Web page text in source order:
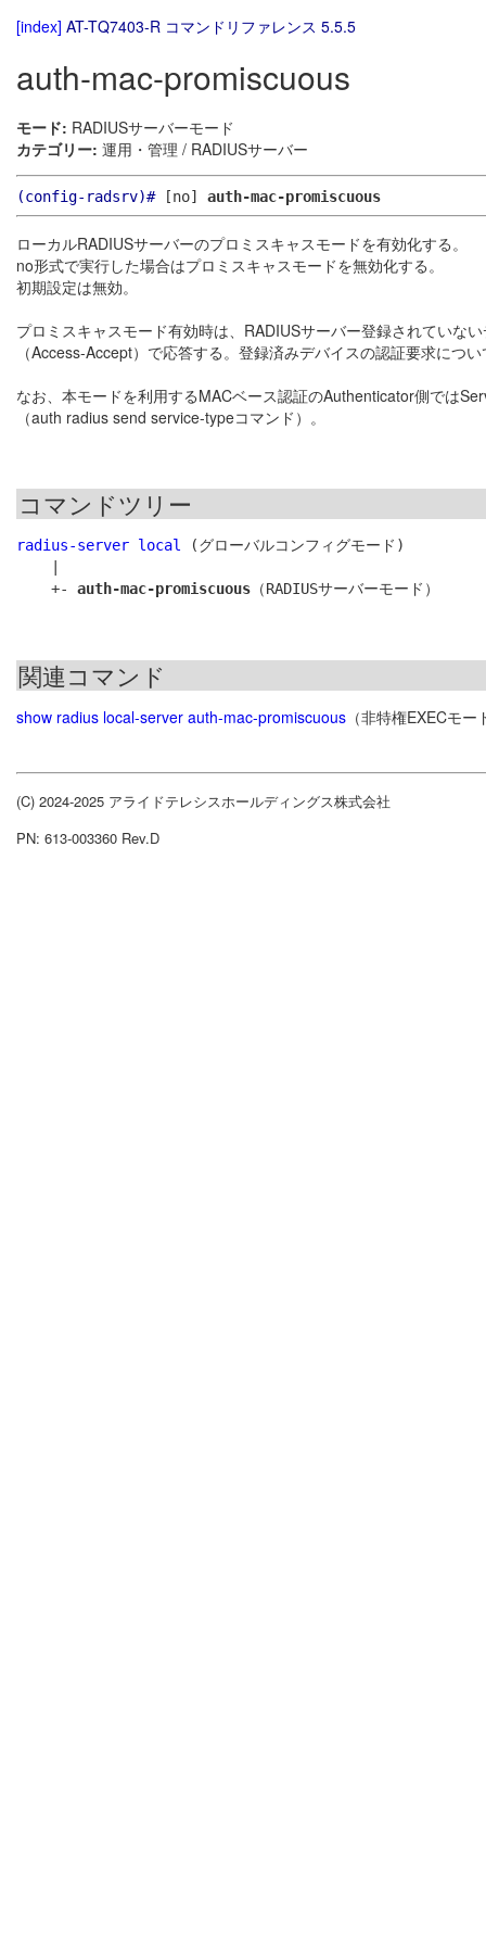
[index] AT-TQ7403-R コマンドリファレンス 5.5.5
auth-mac-promiscuous
モード: RADIUSサーバーモード
カテゴリー: 運用・管理 / RADIUSサーバー
(config-radsrv)#[no] auth-mac-promiscuous
ローカルRADIUSサーバーのプロミスキャスモードを有効化する。
no形式で実行した場合はプロミスキャスモードを無効化する。
初期設定は無効。
プロミスキャスモード有効時は、RADIUSサーバー登録されていな
（Access-Accept）で応答する。登録済みデバイスの認証要求につ
なお、本モードを利用するMACベース認証のAuthenticator側では
（auth radius send service-typeコマンド）。
コマンドツリー
radius-server local
(グローバルコンフィグモード)
    +-
auth-mac-promiscuous
関連コマンド
show radius local-server auth-mac-promiscuous （非特権EXECモー
(C) 2024-2025 アライドテレシスホールディングス株式会社
PN: 613-003360 Rev.D